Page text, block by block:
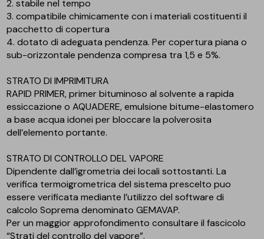
2. stabile nel tempo
3. compatibile chimicamente con i materiali costituenti il
pacchetto di copertura
4. dotato di adeguata pendenza. Per copertura piana o
sub-orizzontale pendenza compresa tra 1,5 e 5%.
STRATO DI IMPRIMITURA
RAPID PRIMER, primer bituminoso al solvente a rapida
essiccazione o AQUADERE, emulsione bitume-elastomero
a base acqua idonei per bloccare la polverosita
dell’elemento portante.
STRATO DI CONTROLLO DEL VAPORE
Dipendente dall’igrometria dei locali sottostanti. La
verifica termoigrometrica del sistema prescelto puo
essere verificata mediante l’utilizzo del software di
calcolo Soprema denominato GEMAVAP.
Per un maggior approfondimento consultare il fascicolo
“Strati del controllo del vapore”.